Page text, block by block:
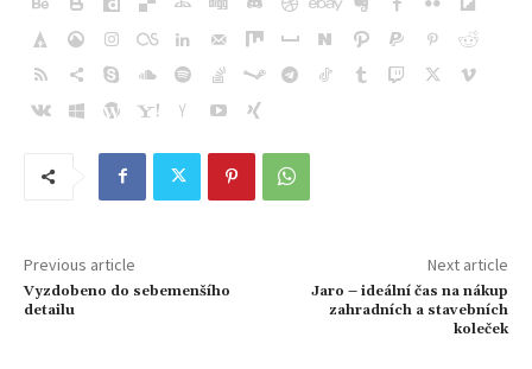
Previous article
Vyzdobeno do sebemenšího
detailu
Next article
Jaro – ideální čas na nákup
zahradních a stavebních
koleček